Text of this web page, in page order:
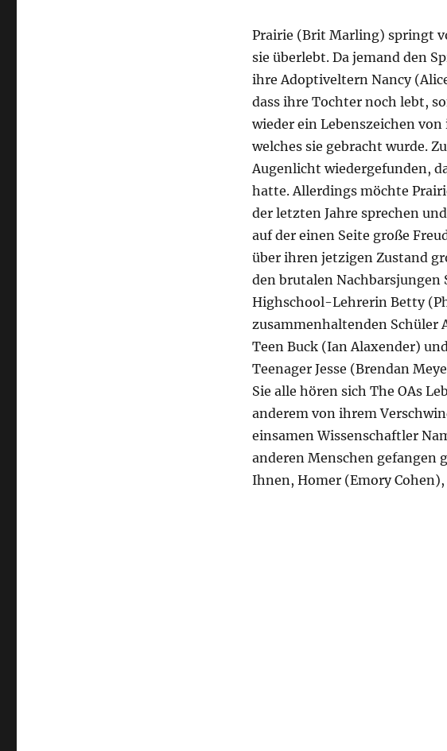
Prairie (Brit Marling) springt
sie überlebt. Da jemand den
ihre Adoptiveltern Nancy
dass ihre Tochter noch lebt,
wieder ein Lebenszeichen
welches sie gebracht wurde.
Augenlicht wiedergefunden,
hatte. Allerdings möchte
der letzten Jahre sprechen
auf der einen Seite große
über ihren jetzigen Zustand
den brutalen
Highschool-Lehrerin Betty
zusammenhaltenden Schüler
Teen Buck (Ian Alaxender)
Teenager Jesse (Brendan
Sie alle hören sich The OAs
anderem von ihrem
einsamen Wissenschaftler
anderen Menschen gefangen
Ihnen, Homer (Emory